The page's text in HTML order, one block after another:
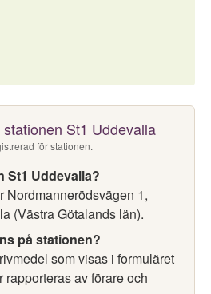
St1 Uddevalla
för stationen.
St1 Uddevalla?
Nordmannerödsvägen 1,
(Västra Götalands län).
på stationen?
som visas i formuläret
av förare och